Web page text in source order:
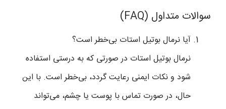
سوالات متداول (FAQ)
آیا نرمال بوتیل استات بی‌خطر است؟
نرمال بوتیل استات در صورتی که به درستی استفاده
شود و نکات ایمنی رعایت گردد، بی‌خطر است. با این
حال، در صورت تماس با پوست یا چشم، می‌تواند